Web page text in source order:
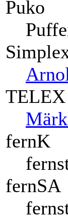
Puko
TELEX
fernK
fernSA